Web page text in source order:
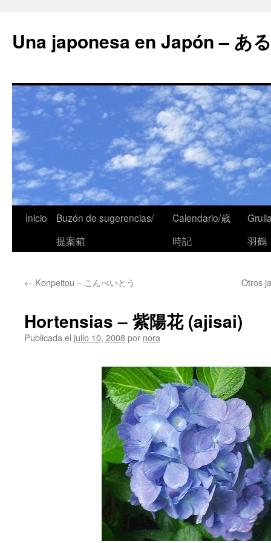
Una japonesa en Japón – あ
Inicio
Buzón de sugerencias/
提案箱
Calendario/歳
時記
羽鶴
← Konpeitou – こんぺいとう Otros
Hortensias – 紫陽花 (ajisai)
Publicada el julio 10, 2008por nora